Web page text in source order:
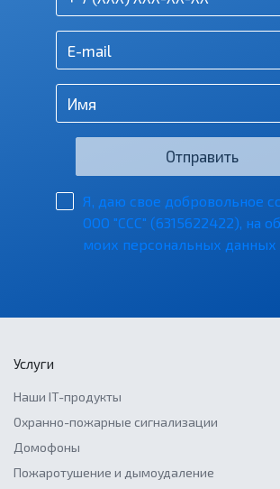
Отправить
Я, даю свое добровольное
ООО "ССС" (6315622422), на
моих персональных данных
Услуги
Наши IT-продукты
Охранно-пожарные сигнализации
Домофоны
Пожаротушение и дымоудаление